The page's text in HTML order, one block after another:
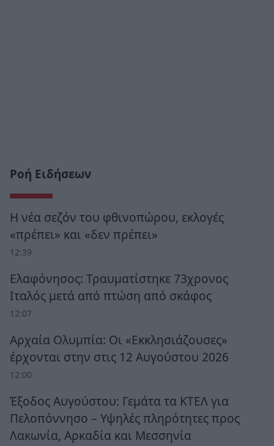
Ροή Ειδήσεων
Η νέα σεζόν του φθινοπώρου, εκλογές
«πρέπει» και «δεν πρέπει»
12:39
Ελαφόνησος: Τραυματίστηκε 73χρονος
Ιταλός μετά από πτώση από σκάφος
12:07
Αρχαία Ολυμπία: Οι «Εκκλησιάζουσες»
έρχονται στην στις 12 Αυγούστου 2026
12:00
Έξοδος Αυγούστου: Γεμάτα τα ΚΤΕΛ για
Πελοπόννησο – Υψηλές πληρότητες προς
Λακωνία, Αρκαδία και Μεσσηνία